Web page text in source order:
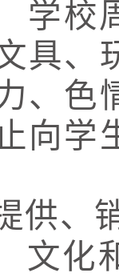
学校
具、
、色
向学
供、
文化